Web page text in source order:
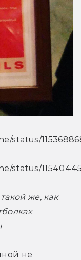
status/
status/
же, как
не